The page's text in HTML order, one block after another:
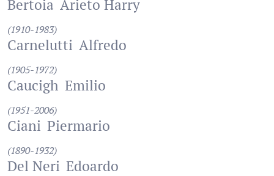
Bertoia Arieto Harry
(1910-1983)
Carnelutti Alfredo
(1905-1972)
Caucigh Emilio
(1951-2006)
Ciani Piermario
(1890-1932)
Del Neri Edoardo